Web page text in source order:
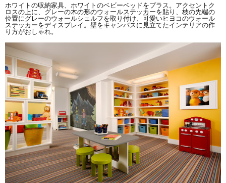
ホワイトの収納家具、ホワイトのベビーベッドをプラス。アクセントク
ロスの上に、グレーの木の形のウォールステッカーを貼り、枝の先端の
位置にグレーのウォールシェルフを取り付け、可愛いヒヨコのウォール
ステッカーをディスプレイ。壁をキャンバスに見立てたインテリアの作
り方がおしゃれ。